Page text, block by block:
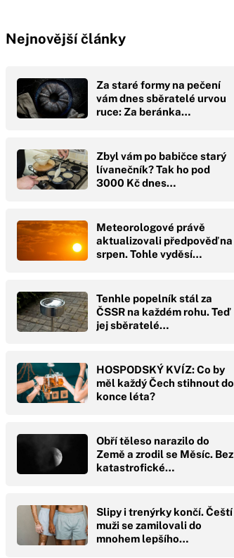
Nejnovější články
Za staré formy na pečení
vám dnes sběratelé urvou
ruce: Za beránka…
Zbyl vám po babičce starý
lívanečník? Tak ho pod
3000 Kč dnes…
Meteorologové právě
aktualizovali předpověď na
srpen. Tohle vyděsí…
Tenhle popelník stál za
ČSSR na každém rohu. Teď
jej sběratelé…
HOSPODSKÝ KVÍZ: Co by
měl každý Čech stihnout do
konce léta?
Obří těleso narazilo do
Země a zrodil se Měsíc. Bez
katastrofické…
Slipy i trenýrky končí. Čeští
muži se zamilovali do
mnohem lepšího…